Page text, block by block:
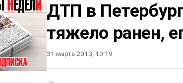
ДТП в
тяжело ранен,
31 марта 2013, 10:19